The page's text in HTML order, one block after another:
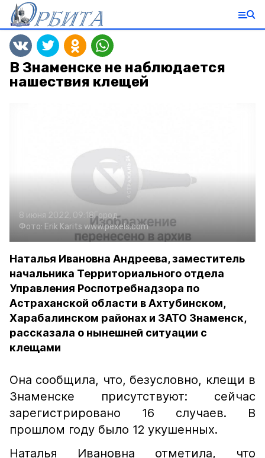
В Знаменске не наблюдается
нашествия клещей
8 июня 2022, 09:18Город
Фото: Erik Karits www.pexels.com
Наталья Ивановна Андреева, заместитель
начальника Территориального отдела
Управления Роспотребнадзора по
Астраханской области в Ахтубинском,
Харабалинском районах и ЗАТО Знаменск,
рассказала о нынешней ситуации с
клещами
Она сообщила, что, безусловно, клещи в
Знаменске присутствуют: сейчас
зарегистрировано 16 случаев. В
прошлом году было 12 укушенных.
Наталья Ивановна отметила, что